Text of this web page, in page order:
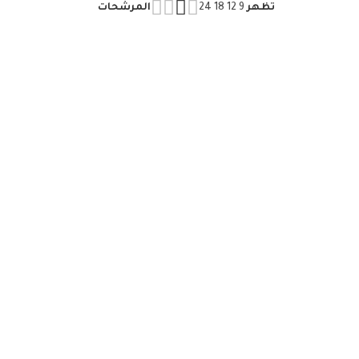
تظهر 9
12
18
24 المرشحات